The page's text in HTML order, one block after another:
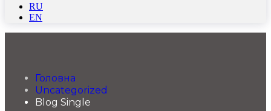
RU
EN
Головна
Uncategorized
Blog Single